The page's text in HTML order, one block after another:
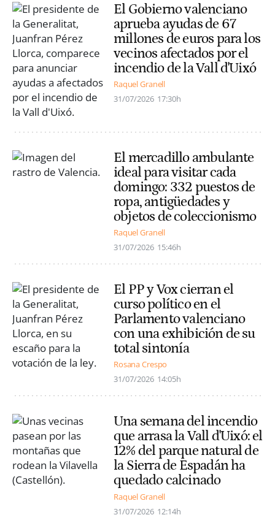
El Gobierno valenciano
aprueba ayudas de 67
millones de euros para los
vecinos afectados por el
incendio de la Vall d'Uixó
Raquel Granell
31/07/2026 17:30h
El mercadillo ambulante
ideal para visitar cada
domingo: 332 puestos de
ropa, antigüedades y
objetos de coleccionismo
Raquel Granell
31/07/2026 15:46h
El PP y Vox cierran el
curso político en el
Parlamento valenciano
con una exhibición de su
total sintonía
Rosana Crespo
31/07/2026 14:05h
Una semana del incendio
que arrasa la Vall d'Uixó: el
12% del parque natural de
la Sierra de Espadán ha
quedado calcinado
Raquel Granell
31/07/2026 12:14h